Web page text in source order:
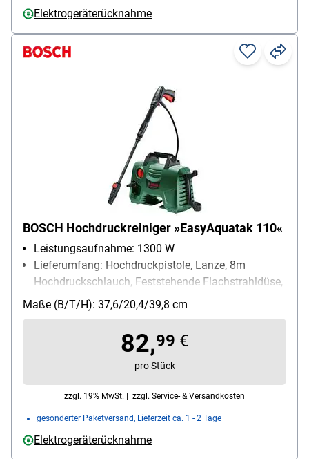
Elektrogeräterücknahme
BOSCH Hochdruckreiniger »EasyAquatak 110«
Leistungsaufnahme: 1300 W
Lieferumfang: Hochdruckpistole, Lanze, 8m
Hochdruckschlauch, Feststehende Flachstrahldüse,
Rotor-Fan-Lanze
Stromversorgung: Stromnetz
Maße (B/T/H): 37,6/20,4/39,8 cm
82,99 €
pro Stück
zzgl. 19% MwSt. | zzgl. Service- & Versandkosten
gesonderter Paketversand, Lieferzeit ca. 1 - 2 Tage
Elektrogeräterücknahme